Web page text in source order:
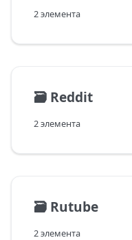
2 элемента
🗃️ Reddit
2 элемента
🗃️ Rutube
2 элемента